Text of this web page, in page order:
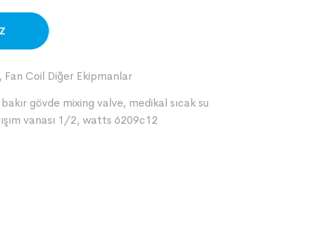
, Fan Coil Diğer Ekipmanlar
bakır gövde mixing valve, medikal sıcak su
vanası 1/2, watts 6209c12